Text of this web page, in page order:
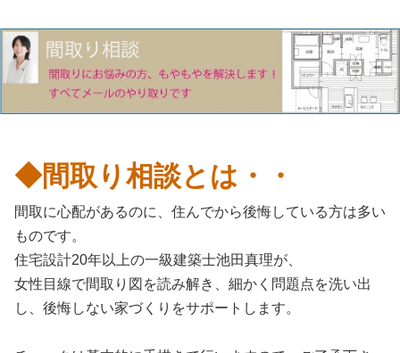
◆間取り相談とは・・
間取に心配があるのに、住んでから後悔している方は多い
ものです。
住宅設計20年以上の一級建築士池田真理が、
女性目線で間取り図を読み解き、細かく問題点を洗い出
し、後悔しない家づくりをサポートします。